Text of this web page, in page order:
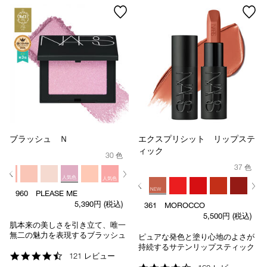
ブラッシュ Ｎ
30 色
人気色 人気色
960 PLEASE ME
5,390円 (税込)
肌本来の美しさを引き立て、唯一
無二の魅力を表現するブラッシュ
4.7
121 レビュー
エクスプリシット リップステ
ィック
37 色
NEW
人気色
人気色
361 MOROCCO
5,500円 (税込)
ピュアな発色と塗り心地のよさが
持続するサテンリップスティック